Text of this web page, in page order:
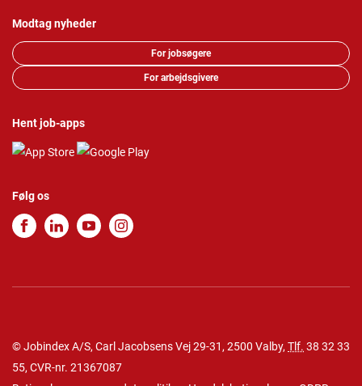
Modtag nyheder
For jobsøgere
For arbejdsgivere
Hent job-apps
Følg os
© Jobindex A/S, Carl Jacobsens Vej 29-31, 2500 Valby, Tlf. 38 32 33
55, CVR-nr. 21367087